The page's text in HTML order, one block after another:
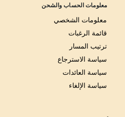
معلومات الحساب والشحن
معلومات الشخصي
قائمة الرغبات
ترتيب المسار
سياسة الاسترجاع
سياسة العائدات
سياسة الإلغاء